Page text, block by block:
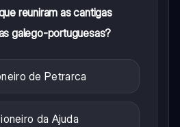
reuniram as cantigas
galego-portuguesas?
de Petrarca
da Ajuda